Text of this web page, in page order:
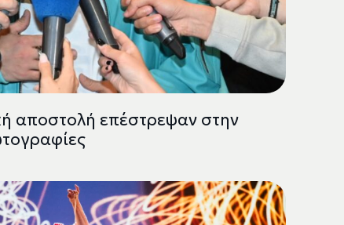
αποστολή επέστρεψαν στην